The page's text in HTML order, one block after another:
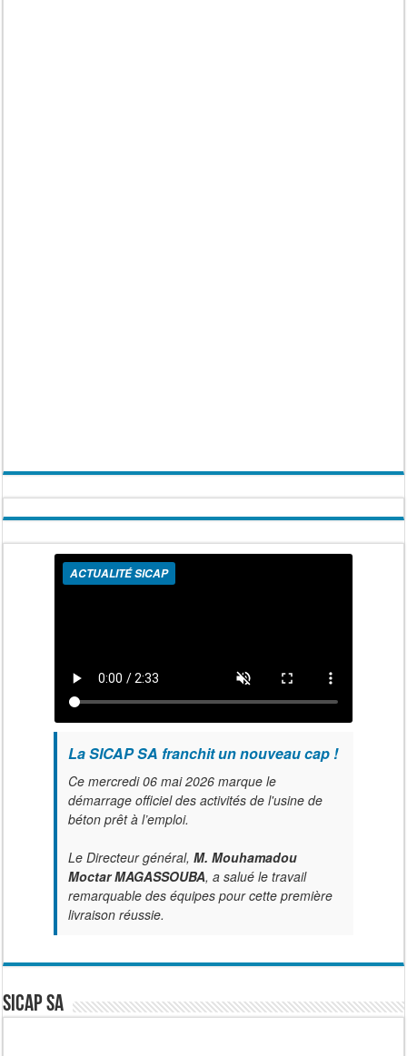
ACTUALITÉ SICAP
La SICAP SA franchit un nouveau cap !
Ce mercredi 06 mai 2026 marque le
démarrage officiel des activités de l'usine de
béton prêt à l’emploi.
Le Directeur général, M. Mouhamadou
Moctar MAGASSOUBA, a salué le travail
remarquable des équipes pour cette première
livraison réussie.
SICAP SA